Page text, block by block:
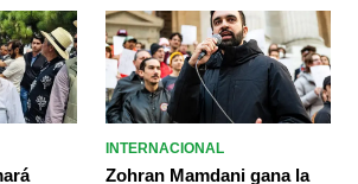
INTERNACIONAL
Zohran Mamdani gana la